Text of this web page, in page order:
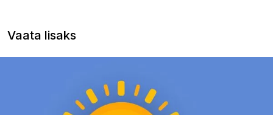
Vaata lisaks